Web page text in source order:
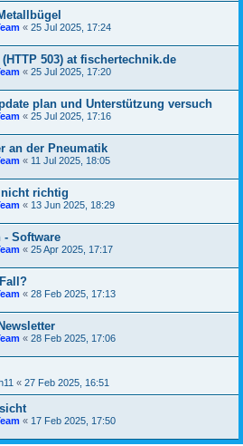
« 25 Jul 2025, 17:24
503) at fischertechnik.de
« 25 Jul 2025, 17:20
plan und Unterstützung versuch
« 25 Jul 2025, 17:16
an der Pneumatik
« 11 Jul 2025, 18:05
richtig
« 13 Jun 2025, 18:29
Software
« 25 Apr 2025, 17:17
« 28 Feb 2025, 17:13
« 28 Feb 2025, 17:06
« 27 Feb 2025, 16:51
« 17 Feb 2025, 17:50